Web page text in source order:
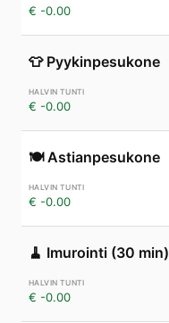
€ -0.00
👕 Pyykinpesukone
€ -0.00
🍽️ Astianpesukone
€ -0.00
🧹 Imurointi (30 min)
€ -0.00